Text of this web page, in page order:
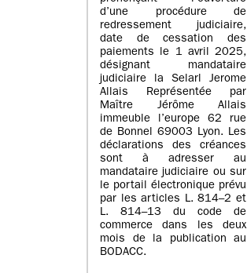
d’une procédure de
redressement judiciaire,
date de cessation des
paiements le 1 avril 2025,
désignant mandataire
judiciaire la Selarl Jerome
Allais Représentée par
Maître Jérôme Allais
immeuble l’europe 62 rue
de Bonnel 69003 Lyon. Les
déclarations des créances
sont à adresser au
mandataire judiciaire ou sur
le portail électronique prévu
par les articles L. 814–2 et
L. 814–13 du code de
commerce dans les deux
mois de la publication au
BODACC.